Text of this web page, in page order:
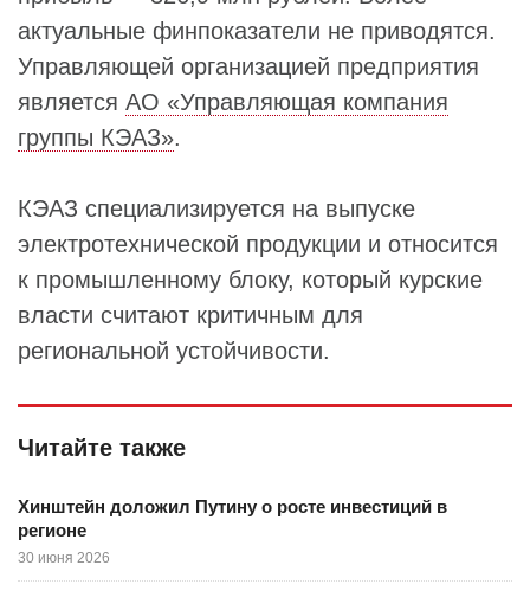
актуальные финпоказатели не приводятся.
Управляющей организацией предприятия
является АО «Управляющая компания
группы КЭАЗ».
КЭАЗ специализируется на выпуске
электротехнической продукции и относится
к промышленному блоку, который курские
власти считают критичным для
региональной устойчивости.
Читайте также
Хинштейн доложил Путину о росте инвестиций в
регионе
30 июня 2026